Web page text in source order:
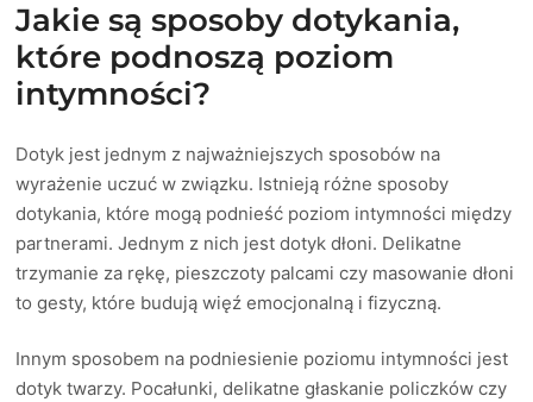
Jakie są sposoby dotykania,
które podnoszą poziom
intymności?
Dotyk jest jednym z najważniejszych sposobów na
wyrażenie uczuć w związku. Istnieją różne sposoby
dotykania, które mogą podnieść poziom intymności między
partnerami. Jednym z nich jest dotyk dłoni. Delikatne
trzymanie za rękę, pieszczoty palcami czy masowanie dłoni
to gesty, które budują więź emocjonalną i fizyczną.
Innym sposobem na podniesienie poziomu intymności jest
dotyk twarzy. Pocałunki, delikatne głaskanie policzków czy